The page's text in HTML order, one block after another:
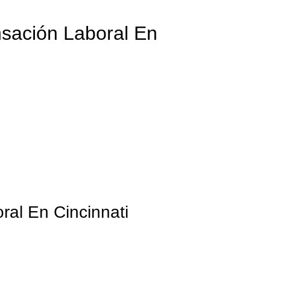
Laboral En
En Cincinnati